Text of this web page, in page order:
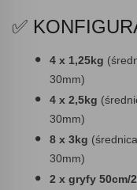
✅
4 x 1,25kg
30mm)
4 x 2,5kg
30mm)
8 x 3kg
30mm)
2 x gryfy 50cm/